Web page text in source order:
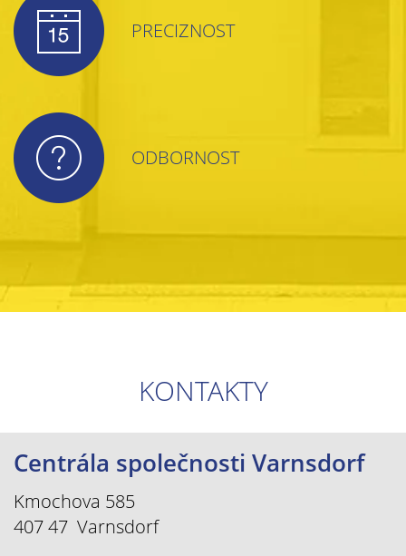
PRECIZNOST
ODBORNOST
KONTAKTY
Centrála společnosti Varnsdorf
Kmochova 585
407 47 Varnsdorf